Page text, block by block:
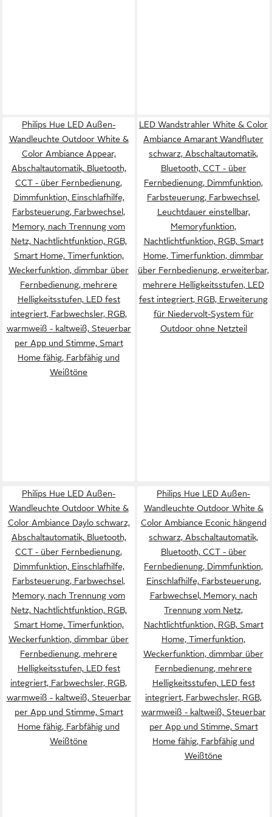
Philips Hue LED Außen-
Wandleuchte Outdoor White &
Color Ambiance Appear,
Abschaltautomatik, Bluetooth,
CCT - über Fernbedienung,
Dimmfunktion, Einschlafhilfe,
Farbsteuerung, Farbwechsel,
Memory, nach Trennung vom
Netz, Nachtlichtfunktion, RGB,
Smart Home, Timerfunktion,
Weckerfunktion, dimmbar über
Fernbedienung, mehrere
Helligkeitsstufen, LED fest
integriert, Farbwechsler, RGB,
warmweiß - kaltweiß, Steuerbar
per App und Stimme, Smart
Home fähig, Farbfähig und
Weißtöne
LED Wandstrahler White & Color
Ambiance Amarant Wandfluter
schwarz, Abschaltautomatik,
Bluetooth, CCT - über
Fernbedienung, Dimmfunktion,
Farbsteuerung, Farbwechsel,
Leuchtdauer einstellbar,
Memoryfunktion,
Nachtlichtfunktion, RGB, Smart
Home, Timerfunktion, dimmbar
über Fernbedienung, erweiterbar,
mehrere Helligkeitsstufen, LED
fest integriert, RGB, Erweiterung
für Niedervolt-System für
Outdoor ohne Netzteil
Philips Hue LED Außen-
Wandleuchte Outdoor White &
Color Ambiance Daylo schwarz,
Abschaltautomatik, Bluetooth,
CCT - über Fernbedienung,
Dimmfunktion, Einschlafhilfe,
Farbsteuerung, Farbwechsel,
Memory, nach Trennung vom
Netz, Nachtlichtfunktion, RGB,
Smart Home, Timerfunktion,
Weckerfunktion, dimmbar über
Fernbedienung, mehrere
Helligkeitsstufen, LED fest
integriert, Farbwechsler, RGB,
warmweiß - kaltweiß, Steuerbar
per App und Stimme, Smart
Home fähig, Farbfähig und
Weißtöne
Philips Hue LED Außen-
Wandleuchte Outdoor White &
Color Ambiance Econic hängend
schwarz, Abschaltautomatik,
Bluetooth, CCT - über
Fernbedienung, Dimmfunktion,
Einschlafhilfe, Farbsteuerung,
Farbwechsel, Memory, nach
Trennung vom Netz,
Nachtlichtfunktion, RGB, Smart
Home, Timerfunktion,
Weckerfunktion, dimmbar über
Fernbedienung, mehrere
Helligkeitsstufen, LED fest
integriert, Farbwechsler, RGB,
warmweiß - kaltweiß, Steuerbar
per App und Stimme, Smart
Home fähig, Farbfähig und
Weißtöne